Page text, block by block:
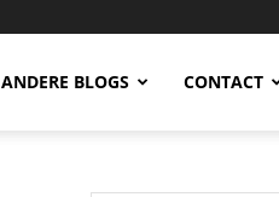
ANDERE BLOGS CONTACT